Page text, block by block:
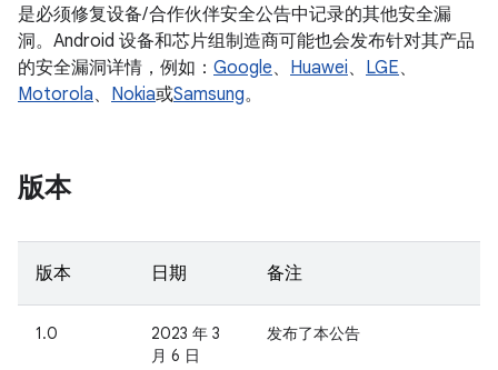
是必须修复设备/ 合作伙伴安全公告中记录的其他安全漏
洞。Android 设备和芯片组制造商可能也会发布针对其产品
的安全漏洞详情，例如： Google、 Huawei、 LGE、
Motorola、 Nokia或Samsung。
版本
版本 日期 备注
1.0
2023 年 3
月 6 日
发布了本公告